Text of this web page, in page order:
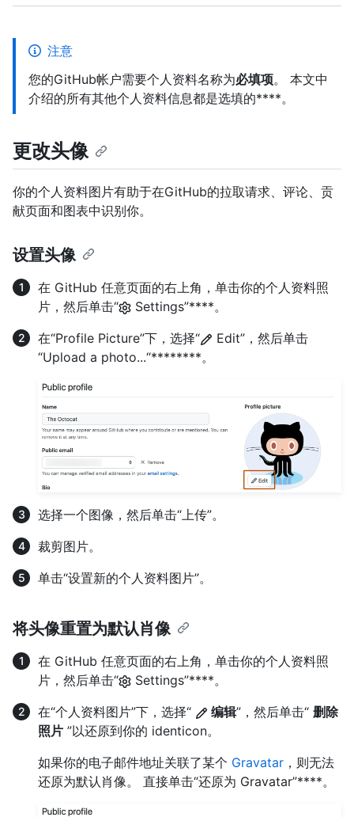
注意
您的GitHub帐户需要个人资料名称为必填项。 本文中
介绍的所有其他个人资料信息都是选填的****。
更改头像
你的个人资料图片有助于在GitHub的拉取请求、评论、贡
献页面和图表中识别你。
设置头像
在 GitHub 任意页面的右上角，单击你的个人资料照
片，然后单击“
Settings”****。
在“Profile Picture”下，选择“
Edit”，然后单击
“Upload a photo...“********。
选择一个图像，然后单击“上传”。
裁剪图片。
单击“设置新的个人资料图片”。
将头像重置为默认肖像
在 GitHub 任意页面的右上角，单击你的个人资料照
片，然后单击“
Settings”****。
在“个人资料图片”下，选择“
编辑”，然后单击“ 删除
照片 ”以还原到你的 identicon。
如果你的电子邮件地址关联了某个 Gravatar ，则无法
还原为默认肖像。 直接单击“还原为 Gravatar”****。